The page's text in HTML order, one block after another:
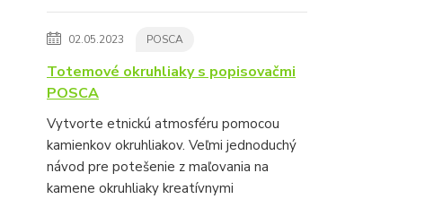
02.05.2023 POSCA
Totemové okruhliaky s popisovačmi
POSCA
Vytvorte etnickú atmosféru pomocou
kamienkov okruhliakov. Veľmi jednoduchý
návod pre potešenie z maľovania na
kamene okruhliaky kreatívnymi